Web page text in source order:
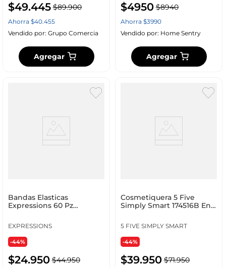
$49.445 $89.900
Ahorra $40.455
Vendido por: Grupo Comercia
Agregar
$4950 $8940
Ahorra $3990
Vendido por: Home Sentry
Agregar
Bandas Elasticas
Expressions 60 Pz
EXPRESSIONS
-44%
$24.950 $44.950
Cosmetiquera 5 Five
Simply Smart 174516B En
5 FIVE SIMPLY SMART
-44%
$39.950 $71.950